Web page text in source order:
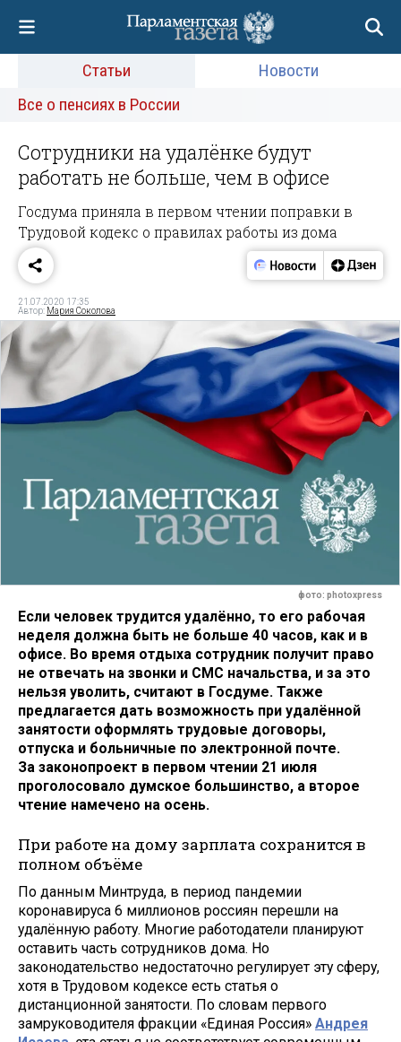
Статьи
Новости
Все о пенсиях в России
Сотрудники на удалёнке будут
работать не больше, чем в офисе
Госдума приняла в первом чтении поправки в
Трудовой кодекс о правилах работы из дома
21.07.2020 17:35
Автор: Мария Соколова
фото: photoxpress
Если человек трудится удалённо, то его рабочая
неделя должна быть не больше 40 часов, как и в
офисе. Во время отдыха сотрудник получит право
не отвечать на звонки и СМС начальства, и за это
нельзя уволить, считают в Госдуме. Также
предлагается дать возможность при удалённой
занятости оформлять трудовые договоры,
отпуска и больничные по электронной почте.
За законопроект в первом чтении 21 июля
проголосовало думское большинство, а второе
чтение намечено на осень.
При работе на дому зарплата сохранится в
полном объёме
По данным Минтруда, в период пандемии
коронавируса 6 миллионов россиян перешли на
удалённую работу. Многие работодатели планируют
оставить часть сотрудников дома. Но
законодательство недостаточно регулирует эту сферу,
хотя в Трудовом кодексе есть статья о
дистанционной занятости. По словам первого
замруководителя фракции «Единая Россия» Андрея